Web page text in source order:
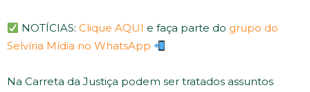
NOTÍCIAS: Clique AQUI e faça parte do grupo do
Selvíria Mídia no WhatsApp
Na Carreta da Justiça podem ser tratados assuntos